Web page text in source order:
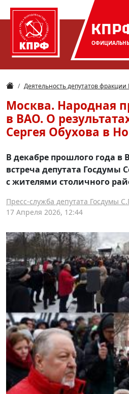
Деятельность депутатов
Москва. Народная
в ВАО. О
Сергея Обухова в
В декабре прошлого года в
встреча депутата Госдумы
с жителями столичного
Пресс-служба депутата Госдумы
17 Апреля 2026, 12:44